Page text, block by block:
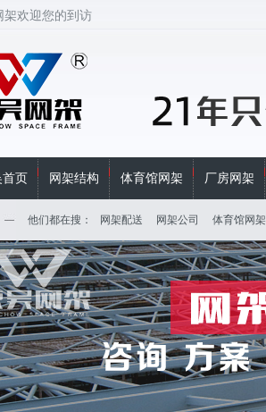
架欢迎您的到访
首页 网架结构 体育馆网架 厂房网架
他们都在搜： 网架配送 网架公司 体育馆网架